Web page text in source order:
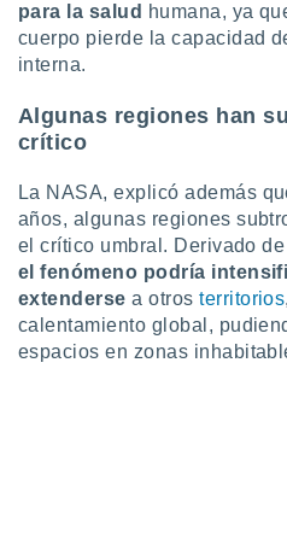
publicidad
de
1199
para la salud humana, ya
cuerpo pierde la capacidad
interna.
Algunas regiones han
crítico
La NASA, explicó además
años, algunas regiones
el crítico umbral. Derivado
el fenómeno podría
extenderse a otrosterritorios
calentamiento global,
espacios en zonas